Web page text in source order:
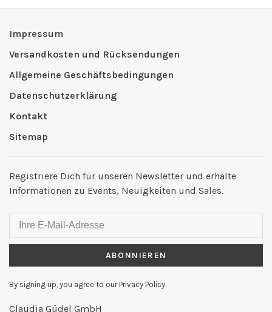
Impressum
Versandkosten und Rücksendungen
Allgemeine Geschäftsbedingungen
Datenschutzerklärung
Kontakt
Sitemap
Registriere Dich für unseren Newsletter und erhalte
Informationen zu Events, Neuigkeiten und Sales.
ABONNIEREN
By signing up, you agree to our Privacy Policy.
Claudia Güdel GmbH